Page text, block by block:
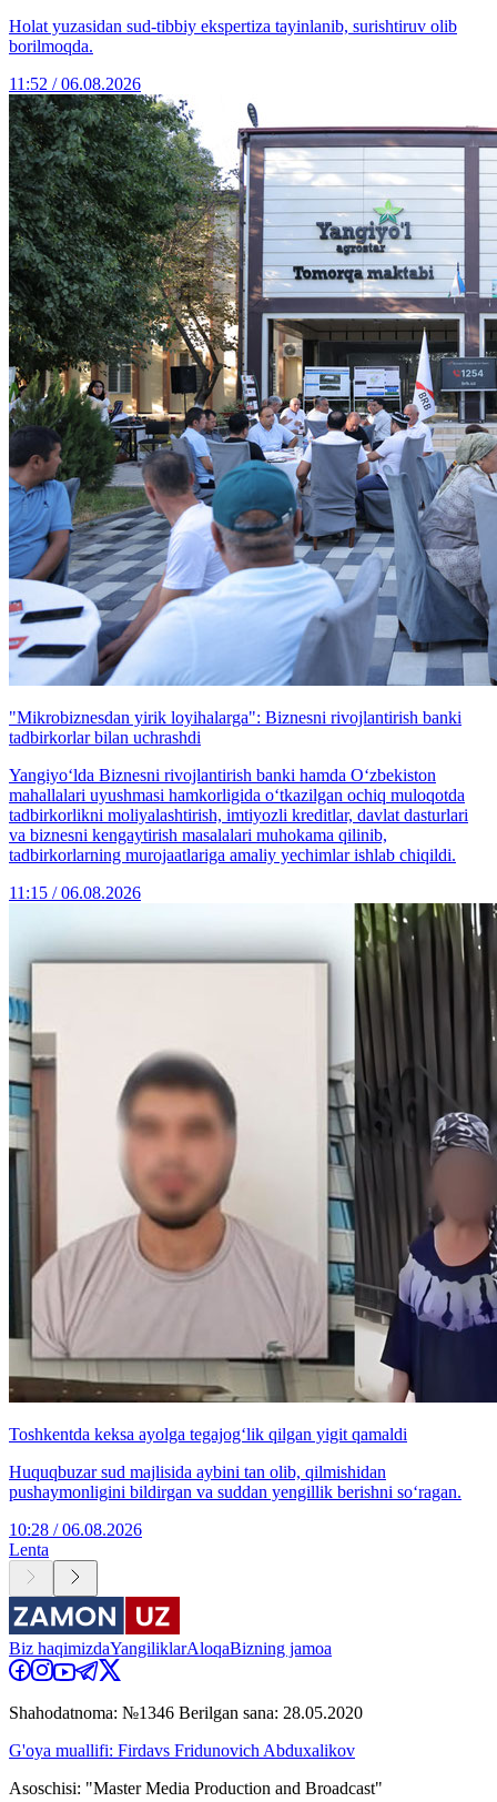
Holat yuzasidan sud-tibbiy ekspertiza tayinlanib, surishtiruv olib
borilmoqda.
11:52 / 06.08.2026
"Mikrobiznesdan yirik loyihalarga": Biznesni rivojlantirish banki
tadbirkorlar bilan uchrashdi
Yangiyo‘lda Biznesni rivojlantirish banki hamda O‘zbekiston
mahallalari uyushmasi hamkorligida o‘tkazilgan ochiq muloqotda
tadbirkorlikni moliyalashtirish, imtiyozli kreditlar, davlat dasturlari
va biznesni kengaytirish masalalari muhokama qilinib,
tadbirkorlarning murojaatlariga amaliy yechimlar ishlab chiqildi.
11:15 / 06.08.2026
Toshkentda keksa ayolga tegajog‘lik qilgan yigit qamaldi
Huquqbuzar sud majlisida aybini tan olib, qilmishidan
pushaymonligini bildirgan va suddan yengillik berishni so‘ragan.
10:28 / 06.08.2026
Lenta
Biz haqimizdaYangiliklarAloqaBizning jamoa
Shahodatnoma: №1346 Berilgan sana: 28.05.2020
G'oya muallifi: Firdavs Fridunovich Abduxalikov
Asoschisi: "Master Media Production and Broadcast"